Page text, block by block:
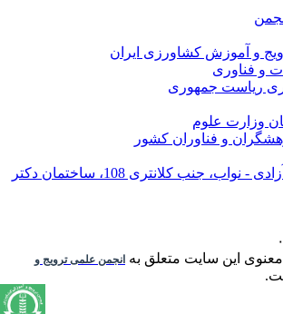
و آموزش کشاورزی ایران
و فناوری
ریاست جمهوری
وزارت علوم
و فناوران کشور
تهران، تقاطع خیابان آزادی - نواب، جنب کلانتری 108، ساختمان دکتر
این سایت متعلق بهانجمن علمی ترویج و